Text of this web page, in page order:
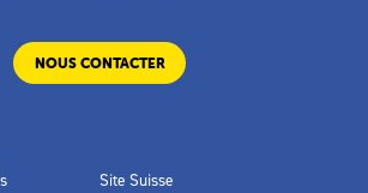
NOUS CONTACTER
Site Suisse